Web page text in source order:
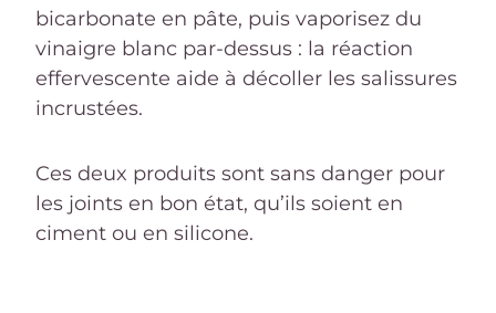
bicarbonate en pâte, puis vaporisez du
vinaigre blanc par-dessus : la réaction
effervescente aide à décoller les salissures
incrustées.
Ces deux produits sont sans danger pour
les joints en bon état, qu’ils soient en
ciment ou en silicone.